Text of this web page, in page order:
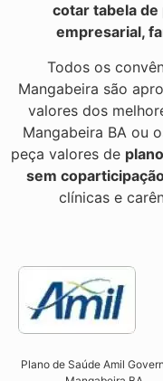
cotar tabela de
empresarial,
Todos os
Mangabeira são
valores dos
Mangabeira BA ou
peça valores de
sem
clínicas e
Plano de Saúde Amil